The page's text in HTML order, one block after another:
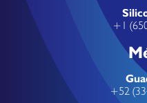
+1
+52